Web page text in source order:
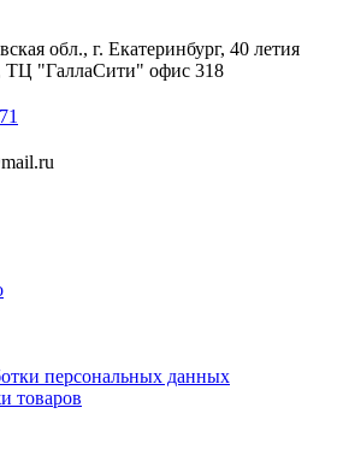
обл., г. Екатеринбург, 40 летия
ТЦ "ГаллаСити" офис 318
персональных данных
товаров